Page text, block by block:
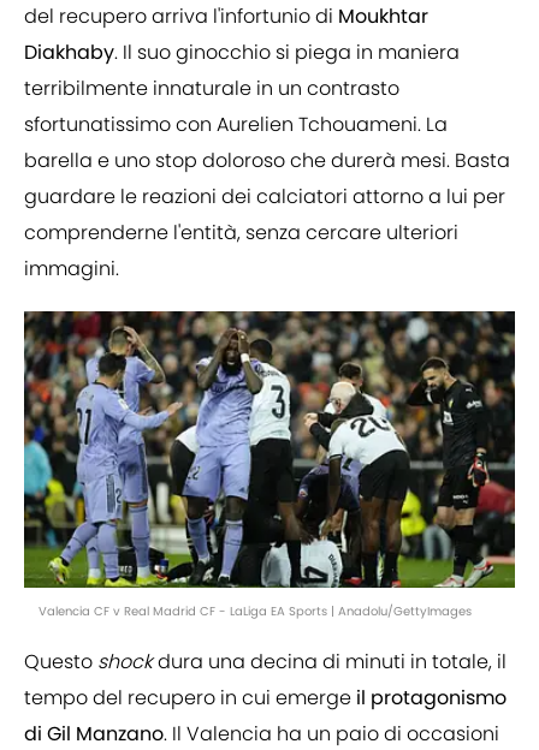
del recupero arriva l'infortunio di Moukhtar
Diakhaby. Il suo ginocchio si piega in maniera
terribilmente innaturale in un contrasto
sfortunatissimo con Aurelien Tchouameni. La
barella e uno stop doloroso che durerà mesi. Basta
guardare le reazioni dei calciatori attorno a lui per
comprenderne l'entità, senza cercare ulteriori
immagini.
Valencia CF v Real Madrid CF - LaLiga EA Sports | Anadolu/GettyImages
Questo shockdura una decina di minuti in totale, il
tempo del recupero in cui emerge il protagonismo
di Gil Manzano. Il Valencia ha un paio di occasioni